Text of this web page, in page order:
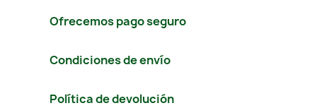
Ofrecemos pago seguro
Condiciones de envío
Política de devolución